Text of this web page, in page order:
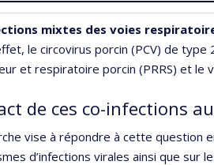
mixtes des voies
le circovirus porcin (PCV) de
et respiratoire porcin (PRRS) et le
de ces co-infections
vise à répondre à cette question
d’infections virales ainsi que sur